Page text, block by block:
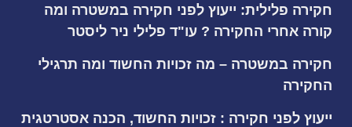
חקירה פלילית: ייעוץ לפני חקירה במשטרה ומה
קורה אחרי החקירה ? עו"ד פלילי ניר ליסטר
חקירה במשטרה – מה זכויות החשוד ומה תרגילי
החקירה
ייעוץ לפני חקירה : זכויות החשוד, הכנה אסטרטגית